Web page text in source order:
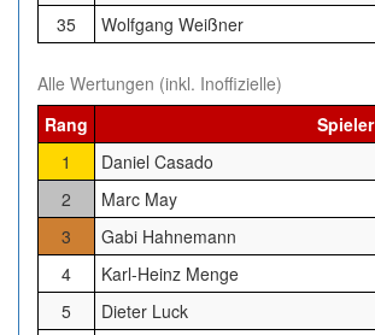
35
Wolfgang Weißner
Alle Wertungen (inkl. Inoffizielle)
Rang
Spieler
1
Daniel Casado
2
Marc May
3
Gabi Hahnemann
4
Karl-Heinz Menge
5
Dieter Luck